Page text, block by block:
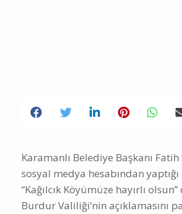
Karamanlı Belediye Başkanı
sosyal medya hesabından
“Kağılcık Köyümüze hayırlı
Burdur Valiliği’nin açıklamasını